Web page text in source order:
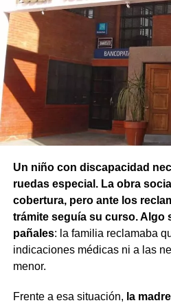
se practique una liquidación
con deducción de los pagos ya
La Fiscalía solicitó la prisión
existían riesgos de
de fuga. Si bien el defensor
opuso al planteo y los
el juez de Garantías Gustavo
permanezcan detenidos
continúa la investigación.
Un niño con discapacidad
ruedas especial. La obra
cobertura, pero ante los
trámite seguía su curso. Algo
pañales: la familia reclamaba
indicaciones médicas ni a las
menor.
Frente a esa situación, la